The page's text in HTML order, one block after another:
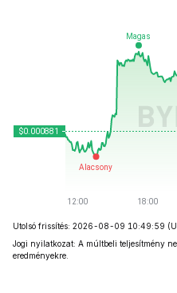
Utolsó frissítés: 2026-08-09 10:49:59
Jogi nyilatkozat: A múltbeli teljesítmény
eredményekre.